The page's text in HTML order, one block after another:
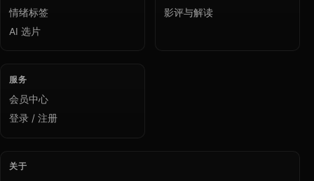
情绪标签
AI 选片
影评与解读
服务
会员中心
登录 / 注册
关于